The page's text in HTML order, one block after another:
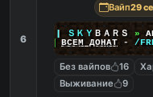
6
Вайп29
ＳＫＹ ＢＡＲＳ »
ВСЕМ ДОНАТ- /
Без вайпов 16
Выживание
9